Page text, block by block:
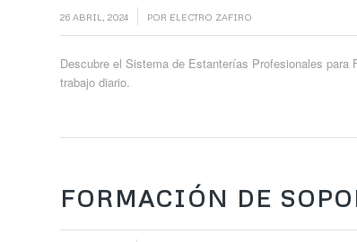
26 ABRIL, 2024 POR ELECTRO ZAFIRO
Descubre el Sistema de Estanterías Profesionales
trabajo diario.
FORMACIÓN DE